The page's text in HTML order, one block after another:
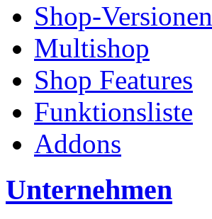
Shop-Versionen
Multishop
Shop Features
Funktionsliste
Addons
Unternehmen